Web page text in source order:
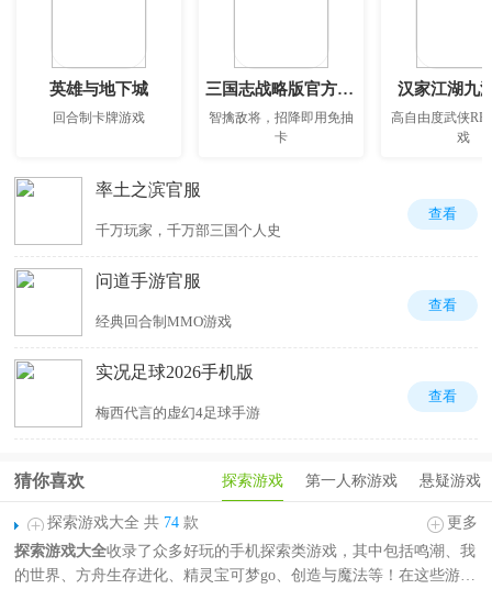
英雄与地下城
回合制卡牌游戏
三国志战略版官方正版
智擒敌将，招降即用免抽
卡
汉家江湖九
高自由度武侠
戏
率土之滨官服
千万玩家，千万部三国个人史
查看
问道手游官服
经典回合制MMO游戏
查看
实况足球2026手机版
梅西代言的虚幻4足球手游
查看
探索游戏 第一人称游戏 悬疑游戏
猜你喜欢
探索游戏大全 共 74 款
更多
探索游戏大全收录了众多好玩的手机探索类游戏，其中包括鸣潮、我
的世界、方舟生存进化、精灵宝可梦go、创造与魔法等！在这些游戏